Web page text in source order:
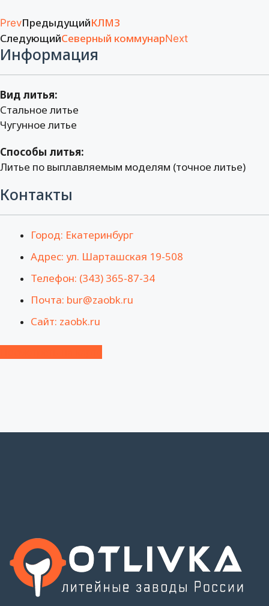
PrevПредыдущийКЛМЗ
СледующийСеверный коммунарNext
Информация
Вид литья:
Стальное литье
Чугунное литье
Способы литья:
Литье по выплавляемым моделям (точное литье)
Контакты
Город: Екатеринбург
Адрес: ул. Шарташская 19-508
Телефон: (343) 365-87-34
Почта: bur@zaobk.ru
Сайт: zaobk.ru